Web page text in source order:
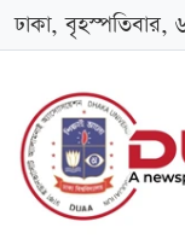
ঢাকা,